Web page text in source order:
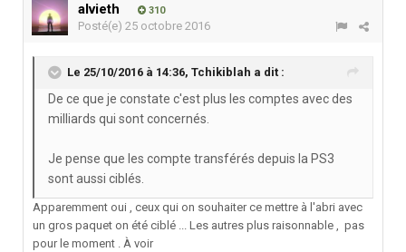
alvieth 310
Posté(e) 25 octobre 2016
Le 25/10/2016 à 14:36, Tchikiblah a dit :
De ce que je constate c'est plus les comptes avec des
milliards qui sont concernés.
Je pense que les compte transférés depuis la PS3
sont aussi ciblés.
Apparemment oui , ceux qui on souhaiter ce mettre à l'abri avec
un gros paquet on été ciblé ... Les autres plus raisonnable , pas
pour le moment . À voir